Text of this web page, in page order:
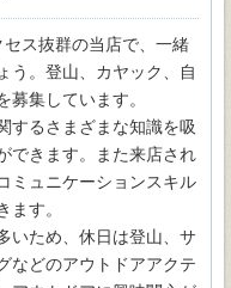
ス抜群の当店で、一緒
う。登山、カヤック、自
集しています。
するさまざまな知識を吸
できます。また来店され
ミュニケーションスキル
す。
いため、休日は登山、サ
などのアウトドアアクテ